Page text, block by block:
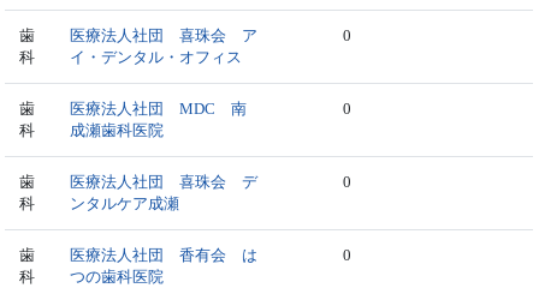
歯
科
医療法人社団 喜珠会 ア
イ・デンタル・オフィス
0
歯
科
医療法人社団 MDC 南
成瀬歯科医院
0
歯
科
医療法人社団 喜珠会 デ
ンタルケア成瀬
0
歯
科
医療法人社団 香有会 は
つの歯科医院
0